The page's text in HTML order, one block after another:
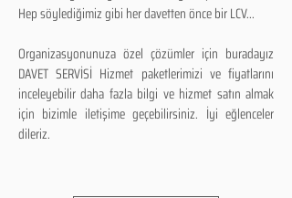
Hep söylediğimiz gibi her davetten önce bir LCV...
Organizasyonunuza özel çözümler için buradayız
DAVET SERVİSİ Hizmet paketlerimizi ve fiyatlarını
inceleyebilir daha fazla bilgi ve hizmet satın almak
için bizimle iletişime geçebilirsiniz. İyi eğlenceler
dileriz.